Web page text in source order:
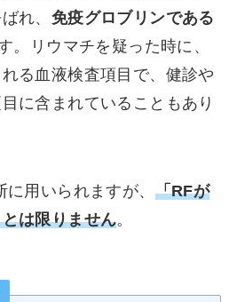
れ、 免疫グロブリンである
。リウマチを疑った時に、
る血液検査項目で、健診や
に含まれていることもあり
用いられますが、 「RFが
は限りません。